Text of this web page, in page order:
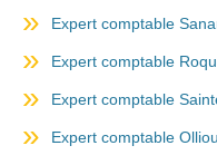
Expert comptable
Expert comptable
Expert comptable
Expert comptable